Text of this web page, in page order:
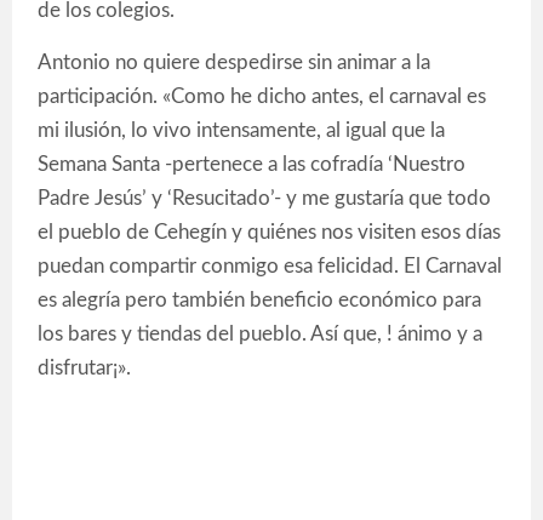
de los colegios.
Antonio no quiere despedirse sin animar a la
participación. «Como he dicho antes, el carnaval es
mi ilusión, lo vivo intensamente, al igual que la
Semana Santa -pertenece a las cofradía ‘Nuestro
Padre Jesús’ y ‘Resucitado’- y me gustaría que todo
el pueblo de Cehegín y quiénes nos visiten esos días
puedan compartir conmigo esa felicidad. El Carnaval
es alegría pero también beneficio económico para
los bares y tiendas del pueblo. Así que, ! ánimo y a
disfrutar¡».